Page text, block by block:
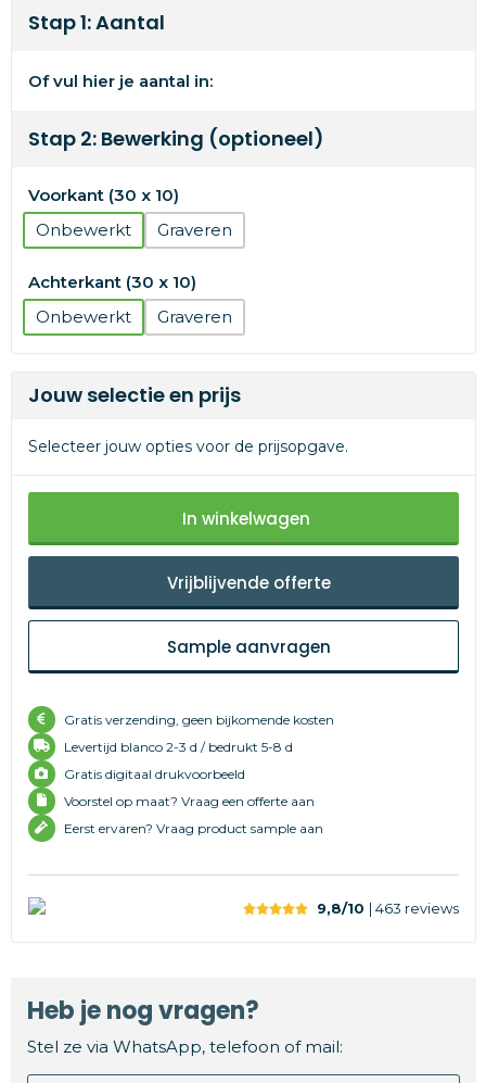
Stap 1: Aantal
Of vul hier je aantal in:
Stap 2: Bewerking (optioneel)
Voorkant (30 x 10)
Onbewerkt
Graveren
Achterkant (30 x 10)
Onbewerkt
Graveren
Jouw selectie en prijs
Selecteer jouw opties voor de prijsopgave.
In winkelwagen
Vrijblijvende offerte
Sample aanvragen
Gratis verzending, geen bijkomende kosten
Levertijd blanco 2-3 d / bedrukt 5-8 d
Gratis digitaal drukvoorbeeld
Voorstel op maat? Vraag een offerte aan
Eerst ervaren? Vraag product sample aan
9,8/10 | 463 reviews
Heb je nog vragen?
Stel ze via WhatsApp, telefoon of mail: